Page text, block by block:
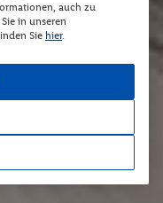
auch zu
in unseren
Sie hier.